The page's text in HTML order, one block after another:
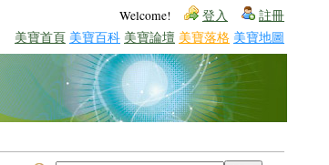
Welcome! 登入 註冊
美寶首頁 美寶百科 美寶論壇 美寶落格 美寶地圖